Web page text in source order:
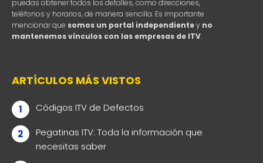
puedas obtener todos los detalles, como direcciones,
teléfonos y horarios, de manera sencilla. Es importante
mencionar que somos un portal independientey no
mantenemos vínculos con las empresas de ITV.
ARTÍCULOS MÁS VISTOS
Códigos ITV de Defectos
Pegatinas ITV: Toda la información que
necesitas saber